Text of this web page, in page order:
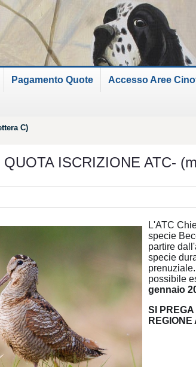
Pagamento Quote Accesso Aree
C)
ISCRIZIONE ATC-
L'ATC
specie
partire
specie
possibile
gennaio
SI